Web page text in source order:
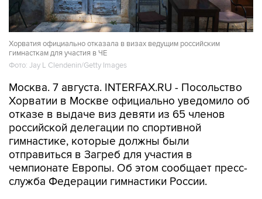
Хорватия официально отказала в визах ведущим российским
гимнасткам для участия в ЧЕ
Фото: Jay L Clendenin/Getty Images
Москва. 7 августа. INTERFAX.RU - Посольство
Хорватии в Москве официально уведомило об
отказе в выдаче виз девяти из 65 членов
российской делегации по спортивной
гимнастике, которые должны были
отправиться в Загреб для участия в
чемпионате Европы. Об этом сообщает пресс-
служба Федерации гимнастики России.